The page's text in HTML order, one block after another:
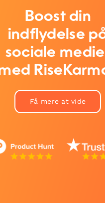
Boost din
indflydelse
sociale
Få mere at vide